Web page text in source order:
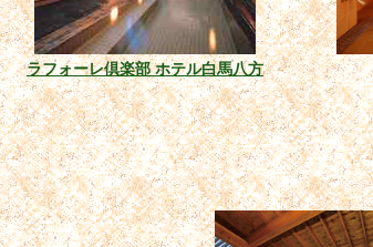
ラフォーレ倶楽部 ホテル白馬八方